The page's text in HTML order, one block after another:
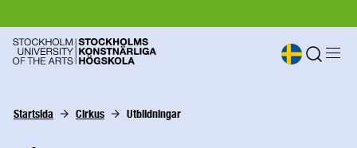
Startsida Cirkus Utbildningar